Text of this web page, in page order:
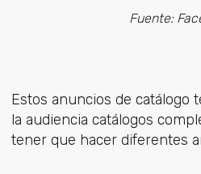
Fuente:
Estos anuncios de catálogo
la audiencia catálogos
tener que hacer diferentes